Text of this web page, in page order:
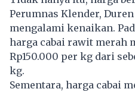
Perumnas Klender,
mengalami kenaikan.
harga cabai rawit merah
Rp150.000 per kg dari
kg.
Sementara, harga cabai